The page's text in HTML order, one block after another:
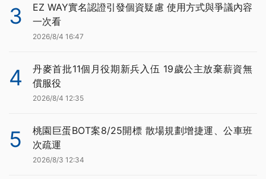
3
EZ WAY實名認證引發個資疑慮 使用方式與爭議內容
一次看
2026/8/4 16:47
4
丹麥首批11個月役期新兵入伍 19歲公主放棄薪資無
償服役
2026/8/4 12:35
5
桃園巨蛋BOT案8/25開標 散場規劃增捷運、公車班
次疏運
2026/8/3 12:34